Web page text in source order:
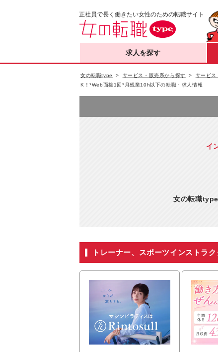
正社員で長く働きたい女性のための転職サイト
求人を探す
女の転職type サービス・販売系から探す サービス
K！*Web面接1回*月残業10h以下の転職・求人情報
イ
女の転職
トレーナー、スポーツインストラ